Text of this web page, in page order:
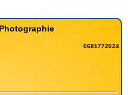
0681772024